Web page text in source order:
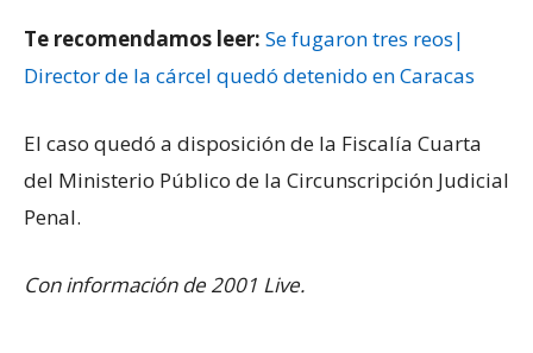
Te recomendamos leer: Se fugaron tres reos|
Director de la cárcel quedó detenido en Caracas
El caso quedó a disposición de la Fiscalía Cuarta
del Ministerio Público de la Circunscripción Judicial
Penal.
Con información de 2001 Live.